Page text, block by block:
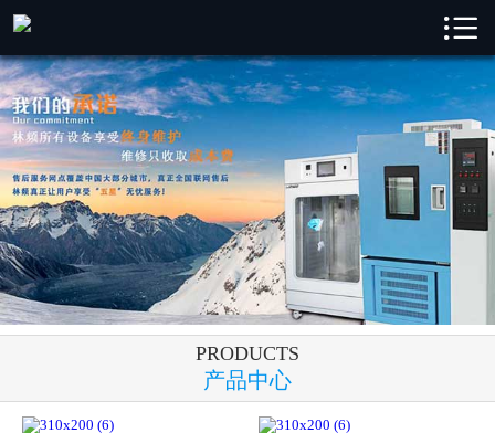
林频产品
成功案例
新闻中心
解决方案
关于林频
联系我们

PRODUCTS
产品中心